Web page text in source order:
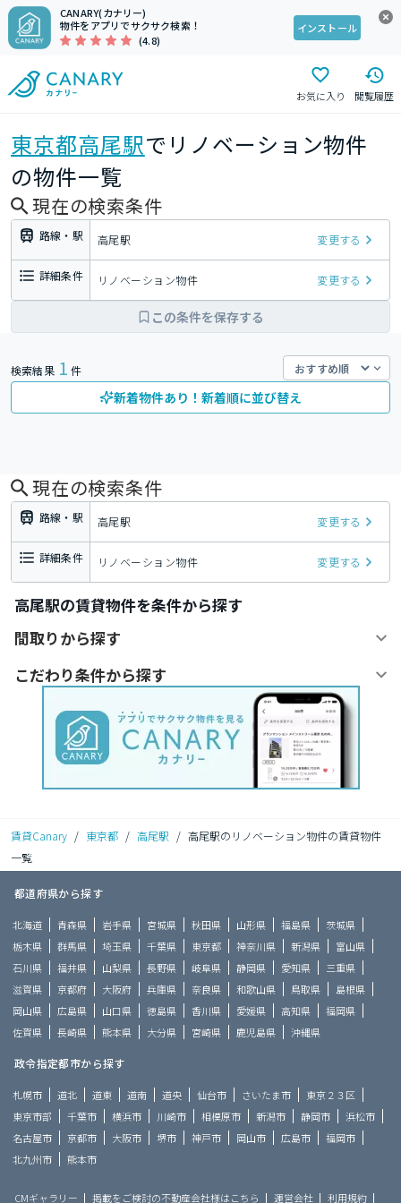
CANARY(カナリー)
物件をアプリでサクサク検索！
(4.8)
インストール
お気に入り 閲覧履歴
東京都高尾駅でリノベーション物件
の物件一覧
現在の検索条件
路線・駅 高尾駅 変更する
詳細条件 リノベーション物件 変更する
この条件を保存する
検索結果 1 件
新着物件あり！新着順に並び替え
現在の検索条件
路線・駅 高尾駅 変更する
詳細条件 リノベーション物件 変更する
高尾駅の賃貸物件を条件から探す
間取りから探す
こだわり条件から探す
賃貸Canary / 東京都 / 高尾駅 / 高尾駅のリノベーション物件の賃貸物件
一覧
都道府県から探す
北海道 青森県 岩手県 宮城県 秋田県 山形県 福島県
茨城県
栃木県
群馬県 埼玉県 千葉県 東京都 神奈川県 新潟県
富山県
石川県
福井県 山梨県 長野県 岐阜県 静岡県 愛知県
三重県
滋賀県
京都府 大阪府 兵庫県 奈良県 和歌山県 鳥取県
島根県
岡山県
広島県 山口県 徳島県 香川県 愛媛県 高知県
福岡県
佐賀県
長崎県 熊本県 大分県 宮崎県 鹿児島県 沖縄県
政令指定都市から探す
札幌市 道北 道東 道南 道央 仙台市 さいたま市
東京２３区
東京市部
千葉市 横浜市 川崎市 相模原市 新潟市 静岡市
浜松市
名古屋市
京都市 大阪市 堺市 神戸市 岡山市 広島市
福岡市
北九州市
熊本市
CMギャラリー 掲載をご検討の不動産会社様はこちら 運営会社 利用規約